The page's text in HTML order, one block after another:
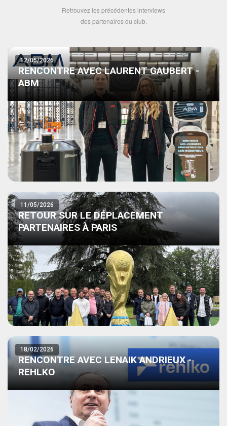
Retrouvez les précédentes interviews
des partenaires du club.
12/05/2026
RENCONTRE AVEC LAURENT GAUBERT -
ABM
11/05/2026
RETOUR SUR LE DÉPLACEMENT
PARTENAIRES À PARIS
18/02/2026
RENCONTRE AVEC LENAIK ANDRIEUX -
REHLKO